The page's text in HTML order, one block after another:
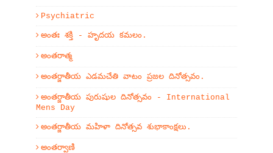
Psychiatric
అంతః శక్తి - హృదయ కమలం.
అంతరాత్మ
అంతర్జాతీయ ఎడమచేతి వాటం ప్రజల దినోత్సవం.
అంతర్జాతీయ పురుషుల దినోత్సవం - International
Mens Day
అంతర్జాతీయ మహిళా దినోత్సవ శుభాకాంక్షలు.
అంతర్వాణి